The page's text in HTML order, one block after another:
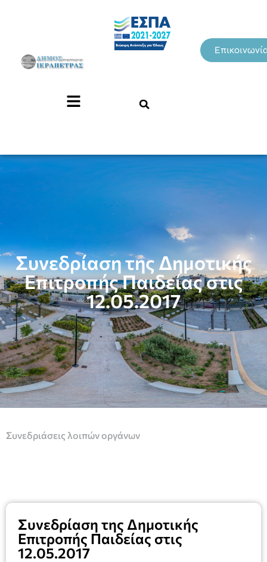
Συνεδρίαση της Δημοτικής
Επιτροπής Παιδείας στις
12.05.2017
Συνεδριάσεις λοιπών οργάνων
Συνεδρίαση της Δημοτικής
Επιτροπής Παιδείας στις
12.05.2017